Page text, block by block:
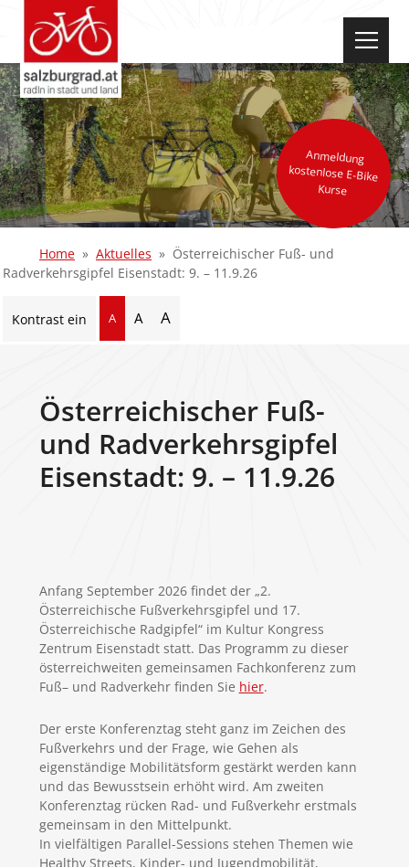
Anmeldung
kostenlose E-Bike
Kurse
Home Aktuelles
Österreichischer Fuß- und
Radverkehrsgipfel Eisenstadt: 9. – 11.9.26
Kontrast ein A A A
Österreichischer Fuß-
und Radverkehrsgipfel
Eisenstadt: 9. – 11.9.26
Anfang September 2026 findet der „2.
Österreichische Fußverkehrsgipfel und 17.
Österreichische Radgipfel“ im Kultur Kongress
Zentrum Eisenstadt statt. Das Programm zu dieser
österreichweiten gemeinsamen Fachkonferenz zum
Fuß– und Radverkehr finden Sie hier.
Der erste Konferenztag steht ganz im Zeichen des
Fußverkehrs und der Frage, wie Gehen als
eigenständige Mobilitätsform gestärkt werden kann
und das Bewusstsein erhöht wird. Am zweiten
Konferenztag rücken Rad- und Fußverkehr erstmals
gemeinsam in den Mittelpunkt.
In vielfältigen Parallel-Sessions stehen Themen wie
Healthy Streets, Kinder- und Jugendmobilität,